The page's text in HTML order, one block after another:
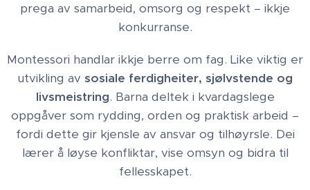
prega av samarbeid, omsorg og respekt – ikkje
konkurranse.
Montessori handlar ikkje berre om fag. Like viktig er
utvikling av sosiale ferdigheiter, sjølvstende og
livsmeistring. Barna deltek i kvardagslege
oppgåver som rydding, orden og praktisk arbeid –
fordi dette gir kjensle av ansvar og tilhøyrsle. Dei
lærer å løyse konfliktar, vise omsyn og bidra til
fellesskapet.